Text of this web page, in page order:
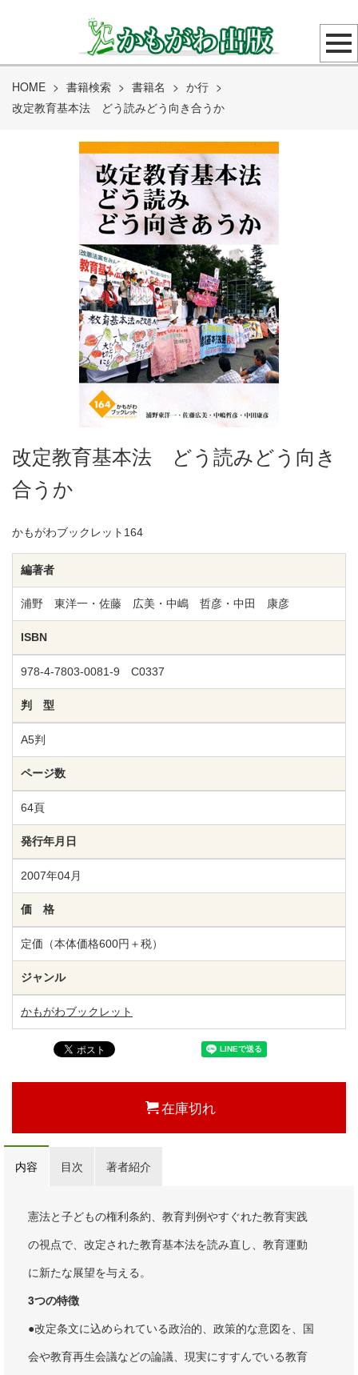
HOME > 書籍検索 > 書籍名 > か行 >
改定教育基本法 どう読みどう向き合うか
改定教育基本法 どう読みどう向き
合うか
かもがわブックレット164
編著者
浦野 東洋一・佐藤 広美・中嶋 哲彦・中田 康彦
ISBN
978-4-7803-0081-9 C0337
判 型
A5判
ページ数
64頁
発行年月日
2007年04月
価 格
定価（本体価格600円＋税）
ジャンル
かもがわブックレット
在庫切れ
内容 目次 著者紹介
憲法と子どもの権利条約、教育判例やすぐれた教育実践
の視点で、改定された教育基本法を読み直し、教育運動
に新たな展望を与える。
3つの特徴
●改定条文に込められている政治的、政策的な意図を、国
会や教育再生会議などの論議、現実にすすんでいる教育